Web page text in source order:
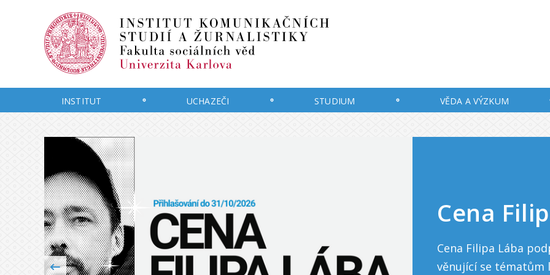
INSTITUT UCHAZEČI STUDIUM VĚDA A VÝZKUM
Cena
Cena Filipa Lába
věnující se tématům